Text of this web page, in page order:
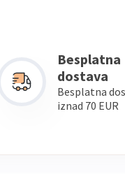
Besplatna
dostava
Besplatna
iznad 70 EUR